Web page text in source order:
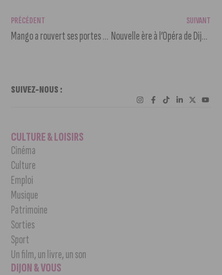
PRÉCÉDENT
Mango a rouvert ses portes à la Toison d’Or
SUIVANT
Nouvelle ère à l’Opéra de Dijon : Antonella Zedda prend la baguette !
SUIVEZ-NOUS :
CULTURE & LOISIRS
Cinéma
Culture
Emploi
Musique
Patrimoine
Sorties
Sport
Un film, un livre, un son
DIJON & VOUS